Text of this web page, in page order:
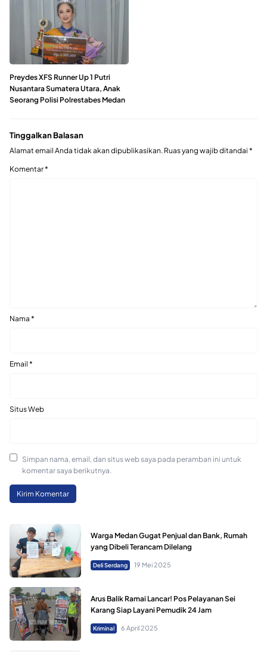
Preydes XFS Runner Up 1 Putri
Nusantara Sumatera Utara, Anak
Seorang Polisi Polrestabes Medan
Tinggalkan Balasan
Alamat email Anda tidak akan dipublikasikan. Ruas yang wajib ditandai *
Komentar*
Nama *
Email *
Situs Web
Simpan nama, email, dan situs web saya pada peramban ini untuk
komentar saya berikutnya.
Warga Medan Gugat Penjual dan Bank, Rumah
yang Dibeli Terancam Dilelang
Deli Serdang 19 Mei 2025
Arus Balik Ramai Lancar! Pos Pelayanan Sei
Karang Siap Layani Pemudik 24 Jam
Kriminal 6 April 2025